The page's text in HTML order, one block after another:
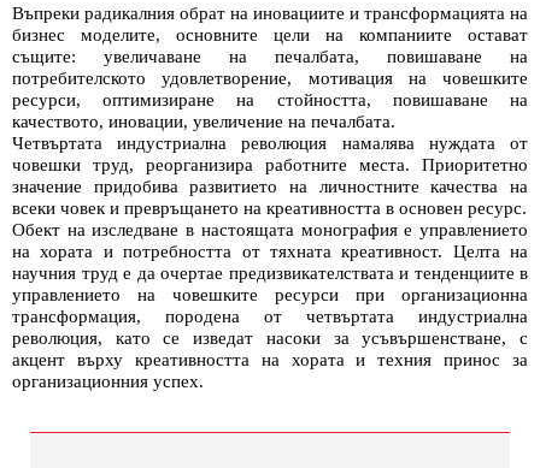
Въпреки радикалния обрат на иновациите и трансформацията на
бизнес моделите, основните цели на компаниите остават
същите: увеличаване на печалбата, повишаване на
потребителското удовлетворение, мотивация на човешките
ресурси, оптимизиране на стойността, повишаване на
качеството, иновации, увеличение на печалбата.
Четвъртата индустриална революция намалява нуждата от
човешки труд, реорганизира работните места. Приоритетно
значение придобива развитието на личностните качества на
всеки човек и превръщането на креативността в основен ресурс.
Обект на изследване в настоящата монография е управлението
на хората и потребността от тяхната креативност. Целта на
научния труд е да очертае предизвикателствата и тенденциите в
управлението на човешките ресурси при организационна
трансформация, породена от четвъртата индустриална
революция, като се изведат насоки за усъвършенстване, с
акцент върху креативността на хората и техния принос за
организационния успех.